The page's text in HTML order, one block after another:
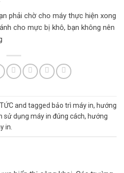
phải chờ cho máy thực hiện xong
cho mực bị khô, bạn không nên
and tagged bảo trì máy in, hướng
sử dụng máy in đúng cách, hướng
in